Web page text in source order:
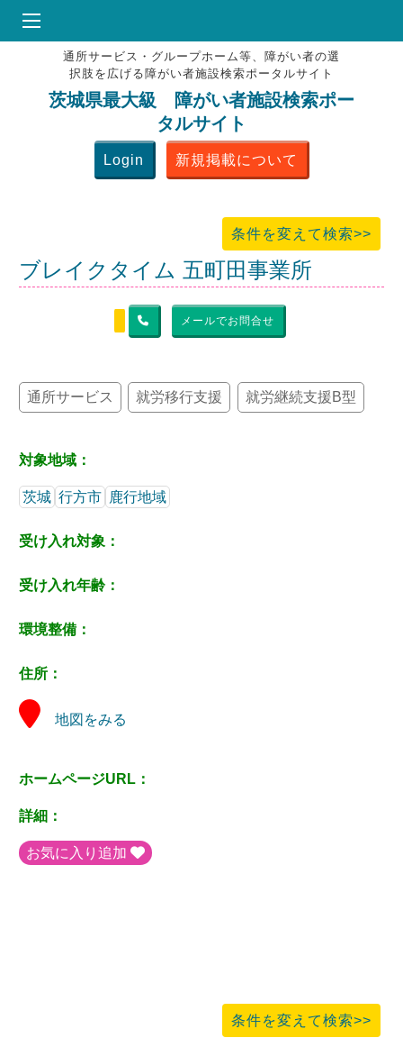
HOME
♥お気にりブックマーク
掲載会員MENU
よくある質問
通所サービス・グループホーム等、障がい者の選
択肢を広げる障がい者施設検索ポータルサイト
茨城県最大級 障がい者施設検索ポー
タルサイト
Login 新規掲載について
条件を変えて検索>>
ブレイクタイム 五町田事業所
メールでお問合せ
通所サービス 就労移行支援 就労継続支援B型
対象地域：
茨城 行方市 鹿行地域
受け入れ対象：
受け入れ年齢：
環境整備：
住所：
地図をみる
ホームページURL：
詳細：
お気に入り追加
条件を変えて検索>>